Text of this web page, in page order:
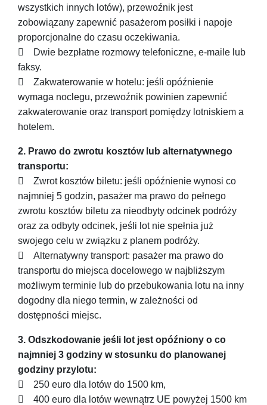
wszystkich innych lotów), przewoźnik jest
zobowiązany zapewnić pasażerom posiłki i napoje
proporcjonalne do czasu oczekiwania.
 Dwie bezpłatne rozmowy telefoniczne, e-maile lub
faksy.
 Zakwaterowanie w hotelu: jeśli opóźnienie
wymaga noclegu, przewoźnik powinien zapewnić
zakwaterowanie oraz transport pomiędzy lotniskiem a
hotelem.
2. Prawo do zwrotu kosztów lub alternatywnego
transportu:
 Zwrot kosztów biletu: jeśli opóźnienie wynosi co
najmniej 5 godzin, pasażer ma prawo do pełnego
zwrotu kosztów biletu za nieodbyty odcinek podróży
oraz za odbyty odcinek, jeśli lot nie spełnia już
swojego celu w związku z planem podróży.
 Alternatywny transport: pasażer ma prawo do
transportu do miejsca docelowego w najbliższym
możliwym terminie lub do przebukowania lotu na inny
dogodny dla niego termin, w zależności od
dostępności miejsc.
3. Odszkodowanie jeśli lot jest opóźniony o co
najmniej 3 godziny w stosunku do planowanej
godziny przylotu:
 250 euro dla lotów do 1500 km,
 400 euro dla lotów wewnątrz UE powyżej 1500 km